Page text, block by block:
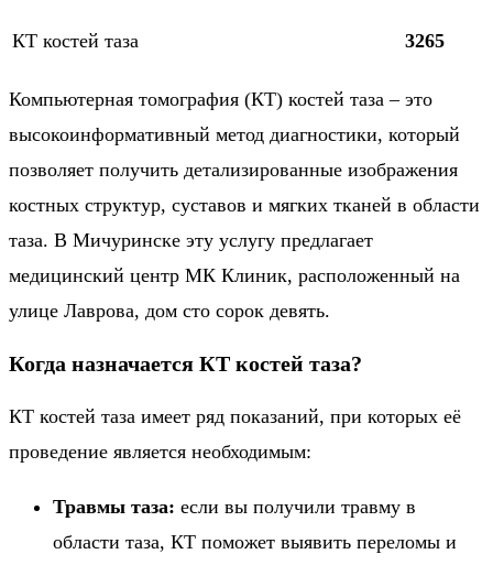
КТ костей таза 3265
Компьютерная томография (КТ) костей таза – это
высокоинформативный метод диагностики, который
позволяет получить детализированные изображения
костных структур, суставов и мягких тканей в области
таза. В Мичуринске эту услугу предлагает
медицинский центр МК Клиник, расположенный на
улице Лаврова, дом сто сорок девять.
Когда назначается КТ костей таза?
КТ костей таза имеет ряд показаний, при которых её
проведение является необходимым:
Травмы таза: если вы получили травму в
области таза, КТ поможет выявить переломы и